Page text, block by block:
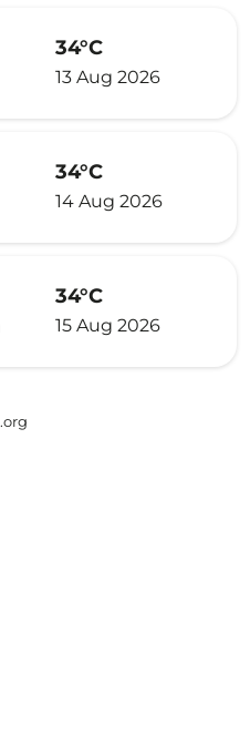
34°C
13 Aug 2026
34°C
14 Aug 2026
34°C
15 Aug 2026